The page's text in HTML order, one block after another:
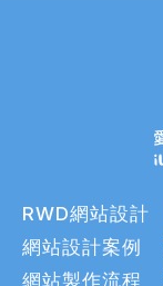
RWD網站設計
網站設計案例
網站製作流程